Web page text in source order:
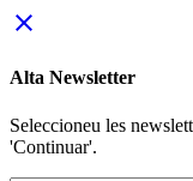
close
Alta Newsletter
Seleccioneu les
'Continuar'.